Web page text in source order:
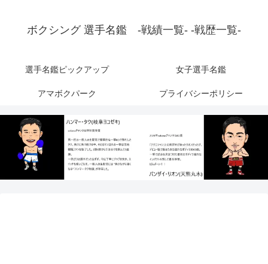
ボクシング 選手名鑑 -戦績一覧- -戦歴一覧-
選手名鑑ピックアップ 女子選手名鑑
アマボクパーク プライバシーポリシー